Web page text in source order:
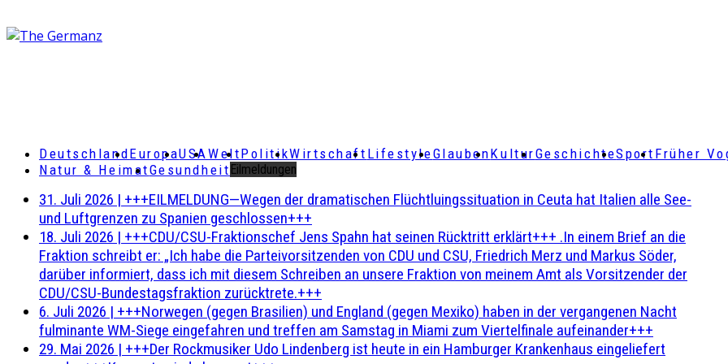
DeutschlandEuropaUSAWeltPolitikWirtschaft LifestyleGlaubenKulturGeschichteSport Früher
Natur & HeimatGesundheit Eilmeldungen
31. Juli 2026 | +++EILMELDUNG—Wegen der dramatischen Flüchtluingssituation in Ceuta hat Italien alle See-
und Luftgrenzen zu Spanien geschlossen+++
18. Juli 2026 | +++CDU/CSU-Fraktionschef Jens Spahn hat seinen Rücktritt erklärt+++ .In einem Brief an die
Fraktion schreibt er: „Ich habe die Parteivorsitzenden von CDU und CSU, Friedrich Merz und Markus Söder,
darüber informiert, dass ich mit diesem Schreiben an unsere Fraktion von meinem Amt als Vorsitzender der
CDU/CSU-Bundestagsfraktion zurücktrete.+++
6. Juli 2026 | +++Norwegen (gegen Brasilien) und England (gegen Mexiko) haben in der vergangenen Nacht
fulminante WM-Siege eingefahren und treffen am Samstag in Miami zum Viertelfinale aufeinander+++
29. Mai 2026 | +++Der Rockmusiker Udo Lindenberg ist heute in ein Hamburger Krankenhaus eingeliefert